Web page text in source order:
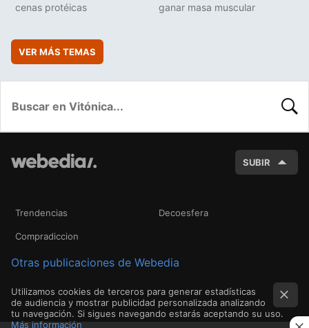
cenas protéicas ganar masa muscular
VER MÁS TEMAS
SUBIR
Trendencias Decoesfera
Compradiccion
Otras publicaciones de Webedia
Utilizamos cookies de terceros para generar estadísticas
de audiencia y mostrar publicidad personalizada analizando
tu navegación. Si sigues navegando estarás aceptando su uso.
Más información